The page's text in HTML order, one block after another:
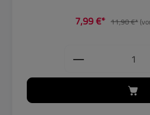
7,99 €* 11,90 €*
Produkt